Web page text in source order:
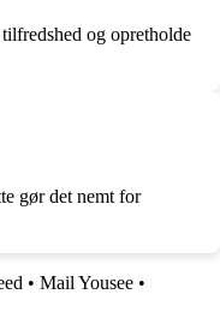
og opretholde
gør det nemt for
• Mail Yousee •